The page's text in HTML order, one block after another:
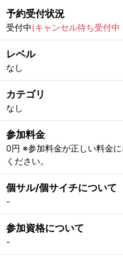
予約受付状況
受付中(キャンセル待ち受付中
レベル
なし
カテゴリ
なし
参加料金
0円 ※参加料金が正しい料金
ください。
個サル/個サイチについて
-
参加資格について
-